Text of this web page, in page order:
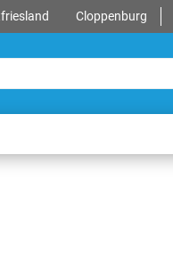
Cloppenburg